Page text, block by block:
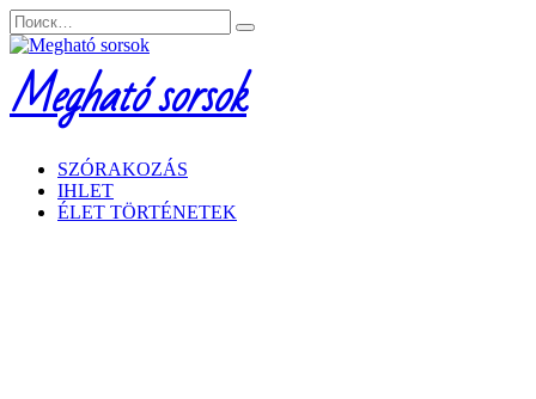
Перейти
к
содержанию
Search
for:
Megható sorsok
SZÓRAKOZÁS
IHLET
ÉLET TÖRTÉNETEK